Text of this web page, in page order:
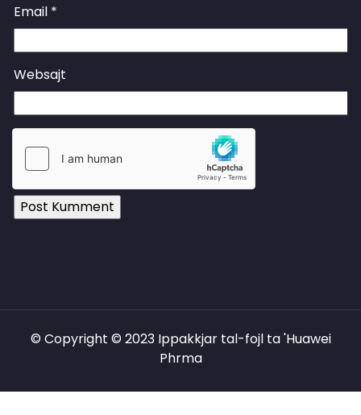
Email *
Websajt
© Copyright © 2023 Ippakkjar tal-fojl ta 'Huawei
Phrma